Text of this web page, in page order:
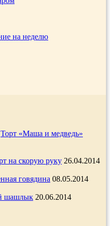
на неделю
Торт «Маша и медведь»
на скорую руку 26.04.2014
говядина 08.05.2014
шашлык 20.06.2014